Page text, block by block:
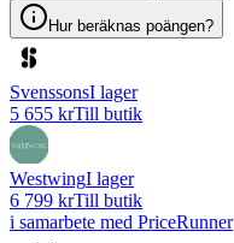
Hur beräknas poängen?
SvenssonsI lager
5 655 krTill butik
WestwingI lager
6 799 krTill butik
i samarbete med PriceRunner